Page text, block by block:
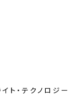
ト・テクノロジー